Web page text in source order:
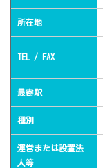
所在地
TEL / FAX
最寄駅
種別
運営または設置法
人等